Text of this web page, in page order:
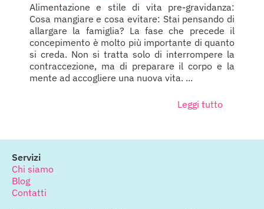
Alimentazione e stile di vita pre-gravidanza:
Cosa mangiare e cosa evitare: Stai pensando di
allargare la famiglia? La fase che precede il
concepimento è molto più importante di quanto
si creda. Non si tratta solo di interrompere la
contraccezione, ma di preparare il corpo e la
mente ad accogliere una nuova vita. ...
Leggi tutto
Servizi
Chi siamo
Blog
Contatti